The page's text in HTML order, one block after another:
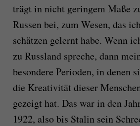
trägt in nicht geringem Maße
Russen bei, zum Wesen, das
schätzen gelernt habe. Wenn
zu Russland spreche, dann
besondere Perioden, in denen
die Kreativität dieser
gezeigt hat. Das war in den
1922, also bis Stalin sein